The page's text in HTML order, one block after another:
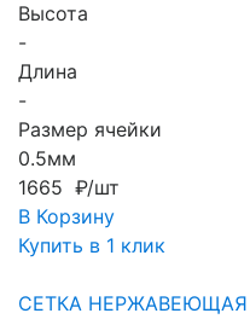
Высота
-
Длина
-
Размер ячейки
0.5мм
1665 ₽/шт
В Корзину
Купить в 1 клик
СЕТКА НЕРЖАВЕЮЩАЯ